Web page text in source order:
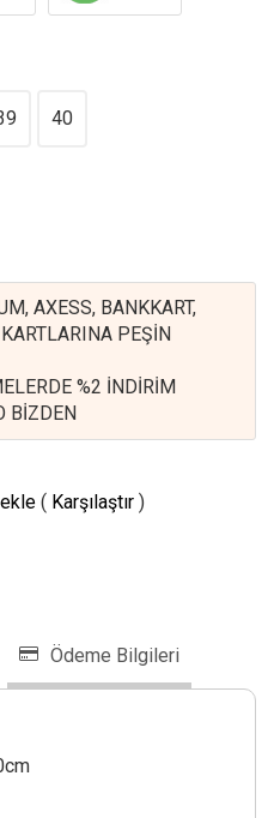
40
AXESS, BANKKART,
PEŞİN
%2 İNDİRİM
BİZDEN
( Karşılaştır)
Ödeme Bilgileri